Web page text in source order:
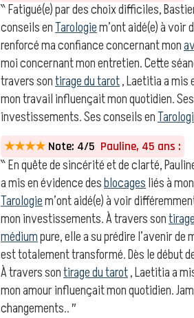
‶ Fatigué(e) par des choix difficiles,
conseils enTarologiem’ont aidé(e) à voir
renforcé ma confiance concernant mon
moi concernant mon entretien. Cette
travers sontirage du tarot, Laetitia a mis
mon travail influençait mon quotidien.
investissements. Ses conseils en
★★★★ Note: 4/5 Pauline, 45 ans :
‶ En quête de sincérité et de clarté,
a mis en évidence desblocagesliés à mon
Tarologiem’ont aidé(e) à voir
mon investissements. À travers son
médiumpure, elle a su prédire l’avenir
est totalement transformé. Dès le début
À travers sontirage du tarot, Laetitia a
mon amour influençait mon quotidien.
changements.. ″